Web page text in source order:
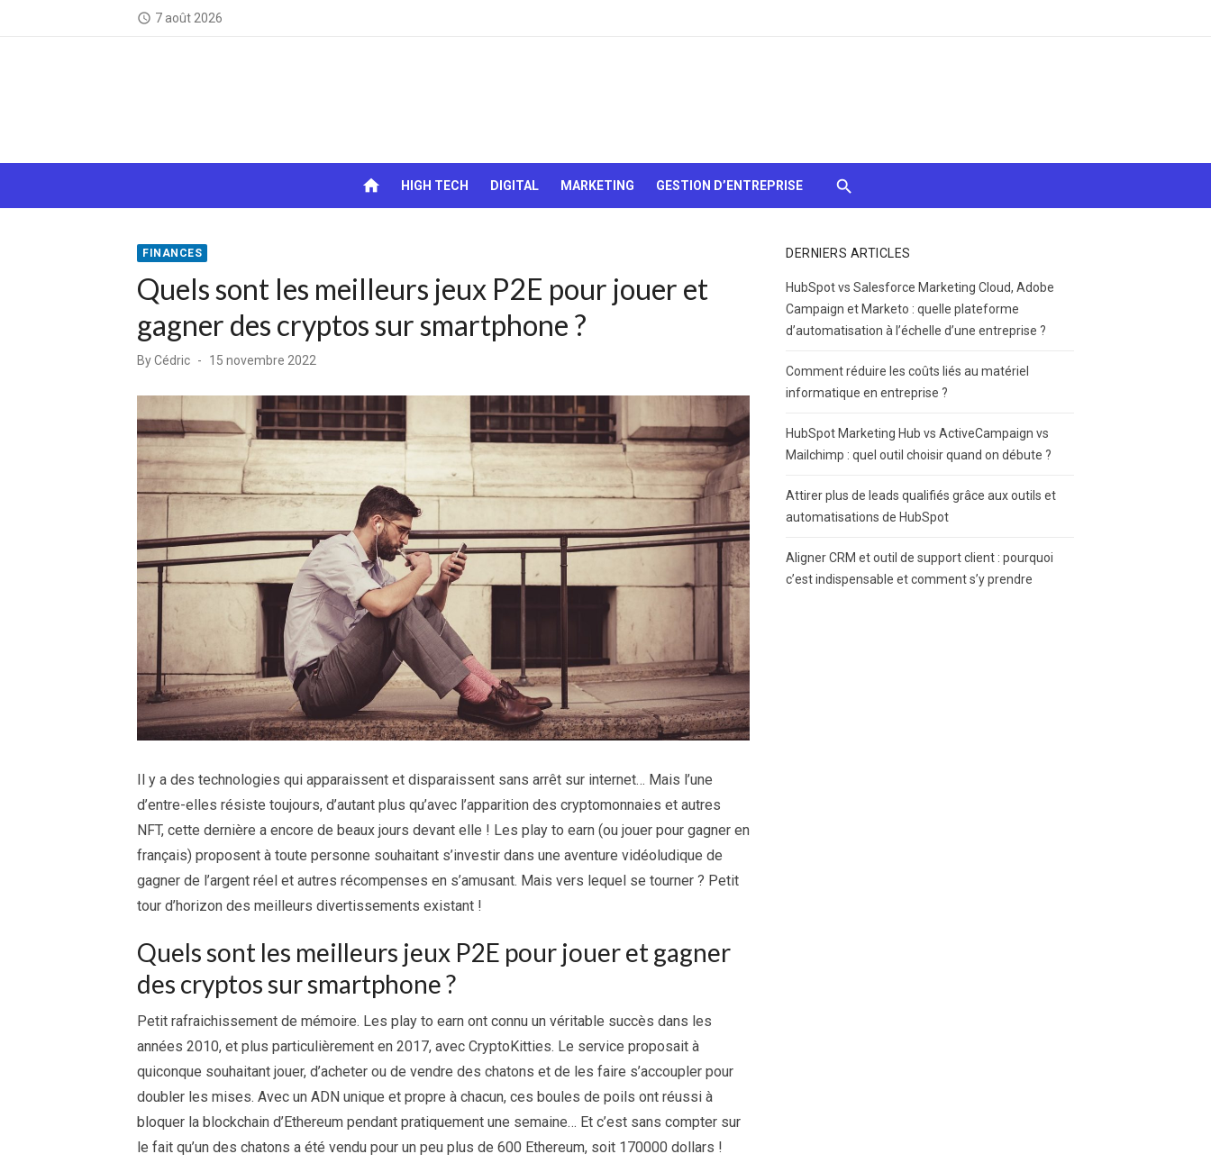
access_time 7 août 2026
chocolats…
tomber !
home HIGH TECH DIGITAL MARKETING GESTION D’ENTREPRISE
FINANCES
Quels sont les meilleurs jeux P2E pour jouer et
gagner des cryptos sur smartphone ?
ByCédric
Posted
15 novembre 2022
Il y a des technologies qui apparaissent et disparaissent sans arrêt sur internet… Mais l’une
d’entre-elles résiste toujours, d’autant plus qu’avec l’apparition des cryptomonnaies et autres
NFT, cette dernière a encore de beaux jours devant elle ! Les play to earn (ou jouer pour gagner en
français) proposent à toute personne souhaitant s’investir dans une aventure vidéoludique de
gagner de l’argent réel et autres récompenses en s’amusant. Mais vers lequel se tourner ? Petit
tour d’horizon des meilleurs divertissements existant !
Quels sont les meilleurs jeux P2E pour jouer et gagner
des cryptos sur smartphone ?
Petit rafraichissement de mémoire. Les play to earn ont connu un véritable succès dans les
années 2010, et plus particulièrement en 2017, avec CryptoKitties. Le service proposait à
quiconque souhaitant jouer, d’acheter ou de vendre des chatons et de les faire s’accoupler pour
doubler les mises. Avec un ADN unique et propre à chacun, ces boules de poils ont réussi à
bloquer la blockchain d’Ethereum pendant pratiquement une semaine… Et c’est sans compter sur
le fait qu’un des chatons a été vendu pour un peu plus de 600 Ethereum, soit 170000 dollars !
DERNIERS ARTICLES
HubSpot vs Salesforce Marketing Cloud, Adobe
Campaign et Marketo : quelle plateforme
d’automatisation à l’échelle d’une entreprise ?
Comment réduire les coûts liés au matériel
informatique en entreprise ?
HubSpot Marketing Hub vs ActiveCampaign vs
Mailchimp : quel outil choisir quand on débute ?
Attirer plus de leads qualifiés grâce aux outils et
automatisations de HubSpot
Aligner CRM et outil de support client : pourquoi
c’est indispensable et comment s’y prendre